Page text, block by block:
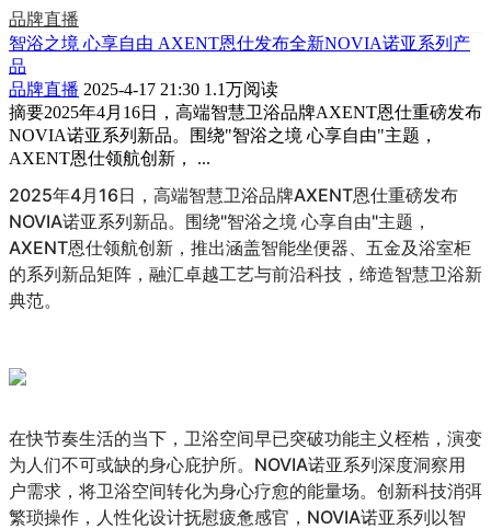
品牌直播
智浴之境 心享自由 AXENT恩仕发布全新NOVIA诺亚系列产
品
品牌直播 2025-4-17 21:30 1.1万阅读
摘要2025年4月16日，高端智慧卫浴品牌AXENT恩仕重磅发布
NOVIA诺亚系列新品。围绕"智浴之境 心享自由"主题，
AXENT恩仕领航创新， ...
2025年4月16日，高端智慧卫浴品牌AXENT恩仕重磅发布
NOVIA诺亚系列新品。围绕"智浴之境 心享自由"主题，
AXENT恩仕领航创新，推出涵盖智能坐便器、五金及浴室柜
的系列新品矩阵，融汇卓越工艺与前沿科技，缔造智慧卫浴新
典范。
在快节奏生活的当下，卫浴空间早已突破功能主义桎梏，演变
为人们不可或缺的身心庇护所。NOVIA诺亚系列深度洞察用
户需求，将卫浴空间转化为身心疗愈的能量场。创新科技消弭
繁琐操作，人性化设计抚慰疲惫感官，NOVIA诺亚系列以智